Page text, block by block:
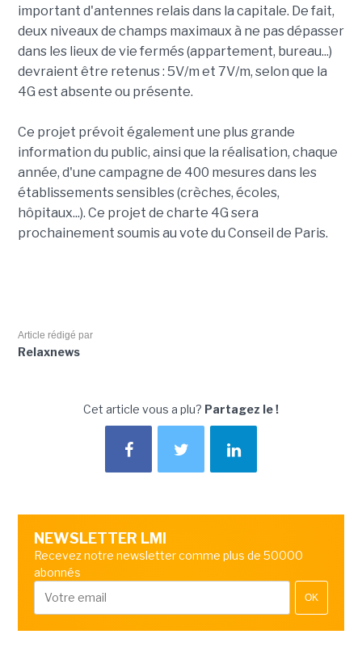
important d'antennes relais dans la capitale. De fait,
deux niveaux de champs maximaux à ne pas dépasser
dans les lieux de vie fermés (appartement, bureau...)
devraient être retenus : 5V/m et 7V/m, selon que la
4G est absente ou présente.
Ce projet prévoit également une plus grande
information du public, ainsi que la réalisation, chaque
année, d'une campagne de 400 mesures dans les
établissements sensibles (crèches, écoles,
hôpitaux...). Ce projet de charte 4G sera
prochainement soumis au vote du Conseil de Paris.
Article rédigé par
Relaxnews
Cet article vous a plu? Partagez le !
NEWSLETTER LMI
Recevez notre newsletter comme plus de 50000
abonnés
OK